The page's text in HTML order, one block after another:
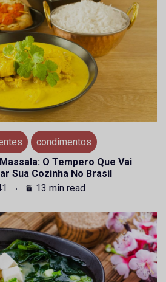
condimentos
O Tempero Que Vai
Sua Cozinha No Brasil
13 min read